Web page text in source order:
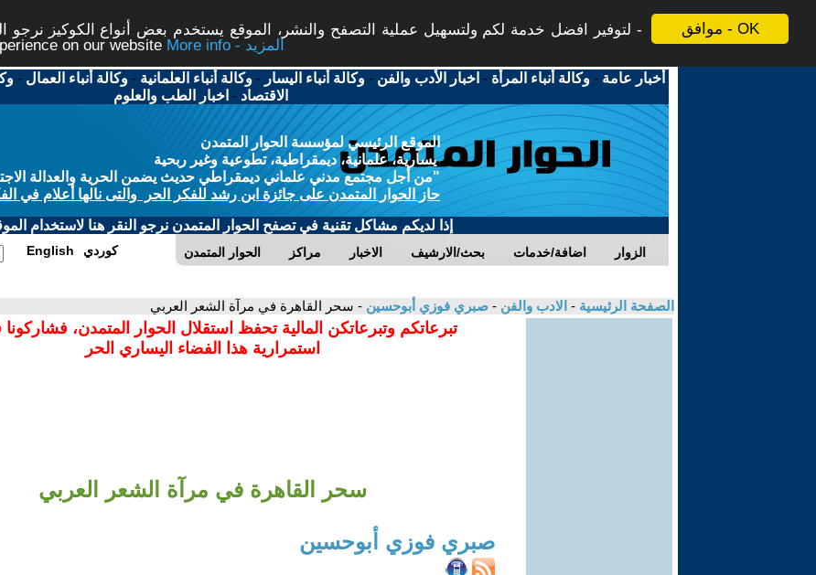
موافق - OK
لتوفير افضل خدمة لكم ولتسهيل عملية التصفح والنشر، الموقع يستخدم بعض أنواع الكوكيز نرجو
on our website
More info - المزيد
أخبار عامة -وكالة أنباء المرأة - اخبار الأدب والفن -وكالة أنباء اليسار -وكالة أنباء العلمانية -وكالة أنباء العمال -
الاقتصاد - اخبار الطب والعلوم
الموقع الرئيسي لمؤسسة الحوار المتمدن
يسارية، علمانية، ديمقراطية، تطوعية وغير ربحية
"من أجل مجتمع مدني علماني ديمقراطي حديث يضمن الحرية والعدالة
حاز الحوار المتمدن على جائزة ابن رشد للفكر الحر والتى نالها أعلام في
إذا لديكم مشاكل تقنية في تصفح الحوار المتمدن نرجو النقر هنا لاستخدام
الحوار المتمدن مراكز الاخبار بحث/الارشيف اضافة/خدمات الزوار English كوردي
الصفحة الرئيسية - الادب والفن - صبري فوزي أبوحسين - سحر القاهرة في مرآة الشعر العربي
تبرعاتكم وتبرعاتكن المالية تحفظ استقلال الحوار المتمدن،
استمرارية هذا الفضاء اليساري الحر
سحر القاهرة في مرآة الشعر العربي
صبري فوزي أبوحسين